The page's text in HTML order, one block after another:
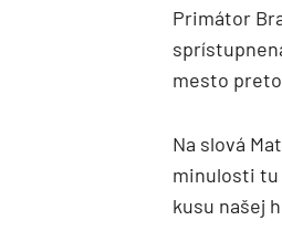
Primátor
mesto
Na slová
minulosti tu
kusu našej